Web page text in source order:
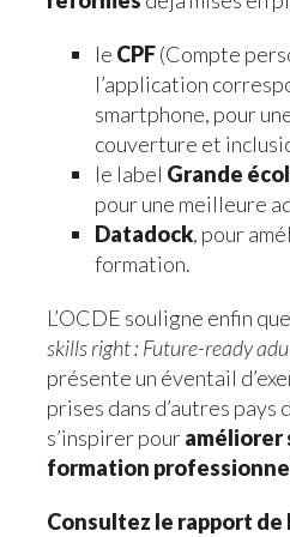
le CPF(Compte
l’application
smartphone, pour
couverture et
le label Grande
pour une meilleure
Datadock, pour
formation.
L’OCDE souligne enfin
skills right : Future-ready
présente un éventail
prises dans d’autres
s’inspirer pouraméliorer
formation
Consultez le rapport de